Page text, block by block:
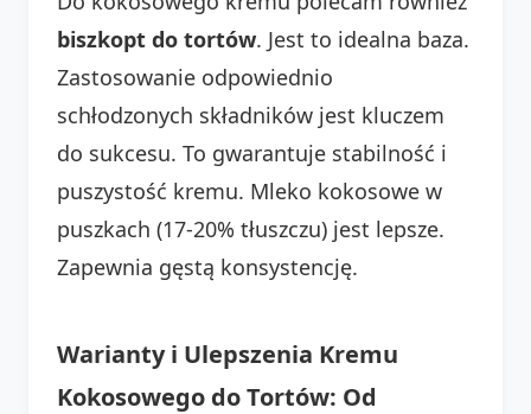
biszkopt do tortów. Jest to idealna baza.
Zastosowanie odpowiednio
schłodzonych składników jest kluczem
do sukcesu. To gwarantuje stabilność i
puszystość kremu. Mleko kokosowe w
puszkach (17-20% tłuszczu) jest lepsze.
Zapewnia gęstą konsystencję.
Warianty i Ulepszenia Kremu
Kokosowego do Tortów: Od